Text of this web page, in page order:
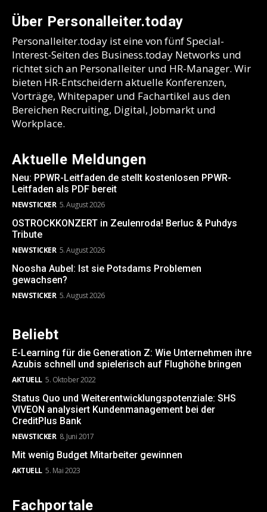
Über Personalleiter.today
Personalleiter.today ist eine von fünf Special-
Interest-Seiten des Business.today Networks und
richtet sich an Personalleiter und HR-Manager. Wir
bieten HR-Entscheidern aktuelle Konferenzen,
Vorträge, Whitepaper und Fachartikel aus den
Bereichen Recruiting, Digital, Jobmarkt und
Workplace.
Aktuelle Meldungen
Neu: PPWR-Leitfaden.de stellt kostenlosen PPWR-
Leitfaden als PDF bereit
NEWSTICKER 5. August 2026
OSTROCKKONZERT in Zeulenroda! Berluc & Puhdys
Tribute
NEWSTICKER 5. August 2026
Noosha Aubel: Ist sie Potsdams Problemen
gewachsen?
NEWSTICKER 5. August 2026
Beliebt
E-Learning für die Generation Z: Wie Unternehmen ihre
Azubis schnell und spielerisch auf Flughöhe bringen
AKTUELL 5. Oktober 2022
Status Quo und Weiterentwicklungspotenziale: SHS
VIVEON analysiert Kundenmanagement bei der
CreditPlus Bank
NEWSTICKER 8. Juni 2017
Mit wenig Budget Mitarbeiter gewinnen
AKTUELL 5. Mai 2023
Fachportale